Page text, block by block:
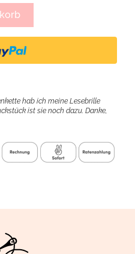
hab ich meine Lesebrille
ist sie noch dazu. Danke,